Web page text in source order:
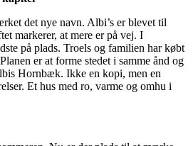
det nye navn. Albi’s er blevet til
markerer, at mere er på vej. I
på plads. Troels og familien har købt
er at forme stedet i samme ånd og
Hornbæk. Ikke en kopi, men en
Et hus med ro, varme og omhu i